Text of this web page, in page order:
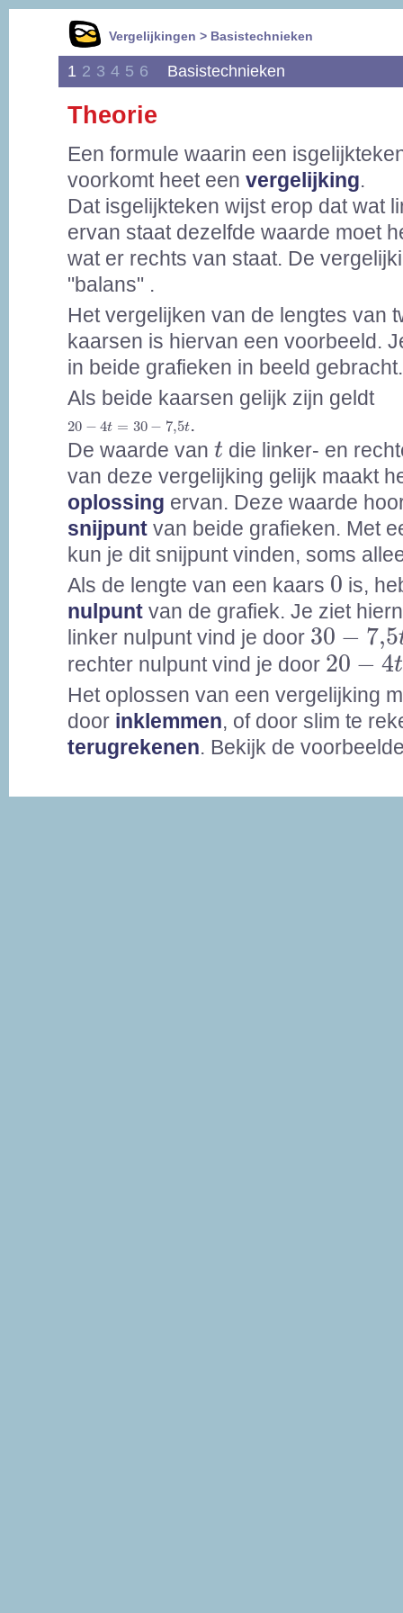
Vergelijkingen > Basistechnieken
1 2 3 4 5 6 Basistechnieken
Theorie
Een formule waarin een
voorkomt heet een vergelijking.
Dat isgelijkteken wijst erop dat wat
ervan staat dezelfde waarde moet
wat er rechts van staat. De
"balans" .
Het vergelijken van de lengtes van
kaarsen is hiervan een voorbeeld.
in beide grafieken in beeld gebracht.
Als beide kaarsen gelijk zijn geldt
20 − 4t = 30 − 7,5t
20 =30 7,5
.
De waarde van t
t die linker- en
van deze vergelijking gelijk maakt
oplossing ervan. Deze waarde
snijpunt van beide grafieken. Met
kun je dit snijpunt vinden, soms
Als de lengte van een kaars 0
0 is,
nulpunt van de grafiek. Je ziet
linker nulpunt vind je door 30 − 7,5
30-7,5t
rechter nulpunt vind je door 20 − 4t
20 4 t=
Het oplossen van een vergelijking
door inklemmen, of door slim te
terugrekenen. Bekijk de